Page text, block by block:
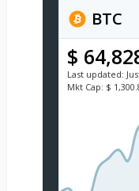
BTC
$
Last updated:
Mkt Cap: $